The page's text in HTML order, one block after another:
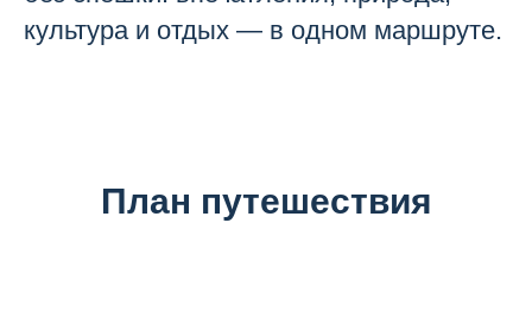
культура и отдых — в одном маршруте.
План путешествия